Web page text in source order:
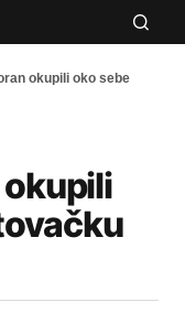
okupili oko sebe
okupili